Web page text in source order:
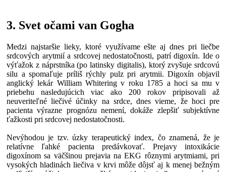
3. Svet očami van Gogha
Medzi najstaršie lieky, ktoré využívame ešte aj dnes pri liečbe
srdcových arytmií a srdcovej nedostatočnosti, patrí digoxín. Ide o
výťažok z náprstníka (po latinsky digitalis), ktorý zvyšuje srdcovú
silu a spomaľuje príliš rýchly pulz pri arytmii. Digoxín objavil
anglický lekár William Whitering v roku 1785 a hoci sa mu v
priebehu nasledujúcich viac ako 200 rokov pripisovali až
neuveriteľné liečivé účinky na srdce, dnes vieme, že hoci pre
pacienta výrazne prognózu nemení, dokáže zlepšiť subjektívne
ťažkosti pri srdcovej nedostatočnosti.
Nevýhodou je tzv. úzky terapeutický index, čo znamená, že je
relatívne ľahké pacienta predávkovať. Prejavy intoxikácie
digoxínom sa väčšinou prejavia na EKG rôznymi arytmiami, pri
vysokých hladinách liečiva v krvi môže dôjsť aj k menej bežným